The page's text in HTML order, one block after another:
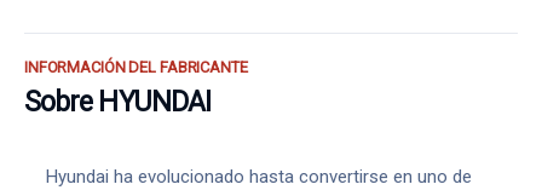
INFORMACIÓN DEL FABRICANTE
Sobre HYUNDAI
Hyundai ha evolucionado hasta convertirse en uno de